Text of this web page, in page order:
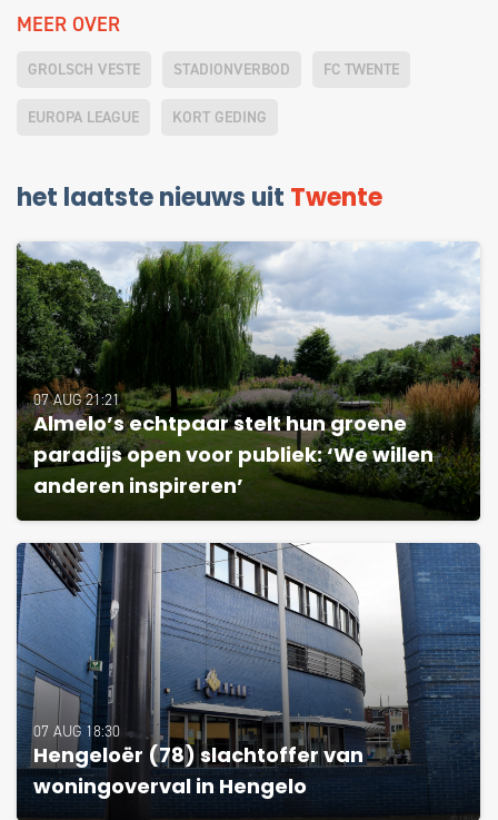
MEER OVER
GROLSCH VESTE STADIONVERBOD FC TWENTE
EUROPA LEAGUE KORT GEDING
het laatste nieuws uit Twente
07 AUG 21:21
Almelo’s echtpaar stelt hun groene
paradijs open voor publiek: ‘We willen
anderen inspireren’
07 AUG 18:30
Hengeloër (78) slachtoffer van
woningoverval in Hengelo